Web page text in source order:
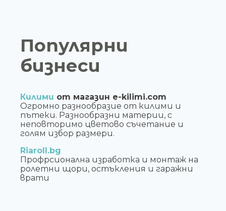
Популярни
бизнеси
Килими от магазин e-kilimi.com
Огромно разнообразие от килими и
пътеки. Разнообразни материи, с
неповторимо цветово съчетание и
голям избор размери.
Riaroll.bg
Профрсионална изработка и монтаж на
ролетни щори, остъкления и гаражни
врати